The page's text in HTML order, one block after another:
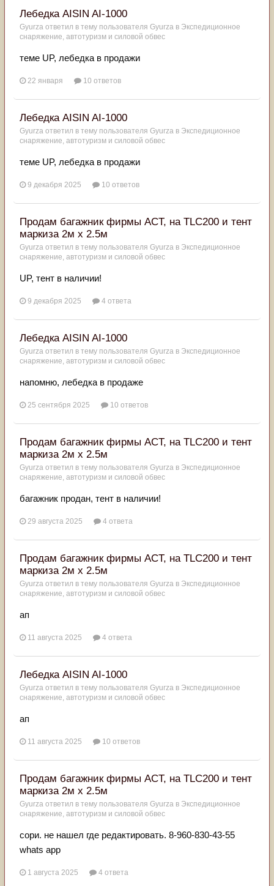
Лебедка AISIN AI-1000
Gyurza ответил в тему пользователя Gyurza в Экспедиционное
снаряжение, автотуризм и силовой обвес
теме UP, лебедка в продажи
22 января 10 ответов
Лебедка AISIN AI-1000
Gyurza ответил в тему пользователя Gyurza в Экспедиционное
снаряжение, автотуризм и силовой обвес
теме UP, лебедка в продажи
9 декабря 2025 10 ответов
Продам багажник фирмы ACT, на TLC200 и тент
маркиза 2м х 2.5м
Gyurza ответил в тему пользователя Gyurza в Экспедиционное
снаряжение, автотуризм и силовой обвес
UP, тент в наличии!
9 декабря 2025 4 ответа
Лебедка AISIN AI-1000
Gyurza ответил в тему пользователя Gyurza в Экспедиционное
снаряжение, автотуризм и силовой обвес
напомню, лебедка в продаже
25 сентября 2025 10 ответов
Продам багажник фирмы ACT, на TLC200 и тент
маркиза 2м х 2.5м
Gyurza ответил в тему пользователя Gyurza в Экспедиционное
снаряжение, автотуризм и силовой обвес
багажник продан, тент в наличии!
29 августа 2025 4 ответа
Продам багажник фирмы ACT, на TLC200 и тент
маркиза 2м х 2.5м
Gyurza ответил в тему пользователя Gyurza в Экспедиционное
снаряжение, автотуризм и силовой обвес
ап
11 августа 2025 4 ответа
Лебедка AISIN AI-1000
Gyurza ответил в тему пользователя Gyurza в Экспедиционное
снаряжение, автотуризм и силовой обвес
ап
11 августа 2025 10 ответов
Продам багажник фирмы ACT, на TLC200 и тент
маркиза 2м х 2.5м
Gyurza ответил в тему пользователя Gyurza в Экспедиционное
снаряжение, автотуризм и силовой обвес
сори. не нашел где редактировать. 8-960-830-43-55
whats app
1 августа 2025 4 ответа